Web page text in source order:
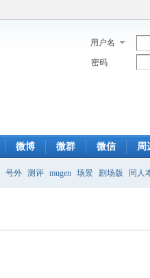
用户名
密码
微博 微群 微信 周
号外 测评 mugen 场景 剧场版 同人